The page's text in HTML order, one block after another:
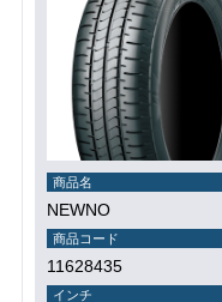
商品名
NEWNO
商品コード
11628435
インチ